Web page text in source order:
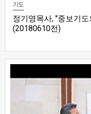
기도
정기영목사, "중보기
(20180610전)